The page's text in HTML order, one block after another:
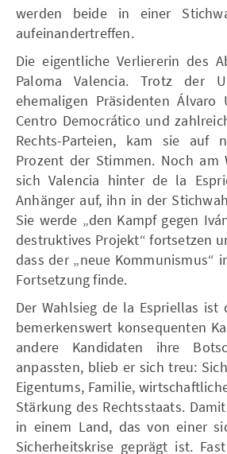
werden beide in einer
aufeinandertreffen.
Die eigentliche Verliererin des
Paloma Valencia. Trotz der
ehemaligen Präsidenten Álvaro
Centro Democrático und
Rechts-Parteien, kam sie auf
Prozent der Stimmen. Noch am
sich Valencia hinter de la
Anhänger auf, ihn in der
Sie werde „den Kampf gegen
destruktives Projekt“ fortsetzen
dass der „neue Kommunismus“
Fortsetzung finde.
Der Wahlsieg de la Espriellas ist
bemerkenswert konsequenten
andere Kandidaten ihre
anpassten, blieb er sich treu:
Eigentums, Familie,
Stärkung des Rechtsstaats.
in einem Land, das von einer
Sicherheitskrise geprägt ist.